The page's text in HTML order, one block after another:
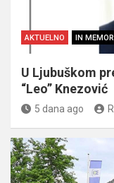
AKTUELNO IN
U Ljubuškom
“Leo” Knezović
5 dana ago